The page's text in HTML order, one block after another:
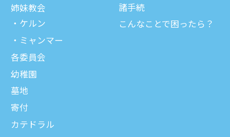
姉妹教会
ケルン
ミャンマー
各委員会
幼稚園
墓地
寄付
カテドラル
諸⼿続
こんなことで困ったら？